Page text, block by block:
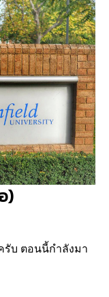
)
รับ ตอนนี้กำลังมา